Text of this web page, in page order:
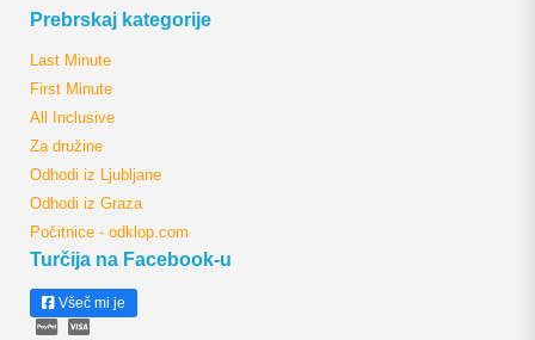
Prebrskaj kategorije
Last Minute
First Minute
All Inclusive
Za družine
Odhodi iz Ljubljane
Odhodi iz Graza
Počitnice - odklop.com
Turčija na Facebook-u
Všeč mi je